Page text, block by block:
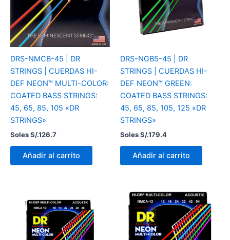
DRS-NMCB-45 | DR
STRINGS | CUERDAS HI-
DEF NEON™ MULTI-COLOR:
COATED BASS STRINGS:
45, 65, 85, 105 «DR
STRINGS»
Soles S/.126.7
Añadir al carrito
DRS-NGB5-45 | DR
STRINGS | CUERDAS HI-
DEF NEON™ GREEN:
COATED BASS STRINGS:
45, 65, 85, 105, 125 «DR
STRINGS»
Soles S/.179.4
Añadir al carrito